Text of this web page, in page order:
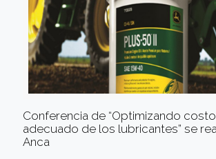
Conferencia de “Optimizando
adecuado de los lubricantes” se
Anca